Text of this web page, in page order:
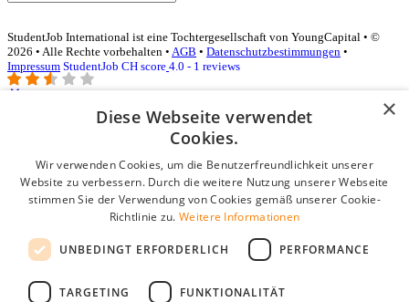
StudentJob International ist eine Tochtergesellschaft von YoungCapital • ©
2026 • Alle Rechte vorbehalten • AGB • Datenschutzbestimmungen •
Impressum StudentJob CH score 4.0 - 1 reviews
Login für Unternehmen
E-Mail*
Passwort
Angemeldet bleiben
Passwort vergessen?
×
Diese Webseite verwendet
Cookies.
Wir verwenden Cookies, um die Benutzerfreundlichkeit unserer
Website zu verbessern. Durch die weitere Nutzung unserer Webseite
stimmen Sie der Verwendung von Cookies gemäß unserer Cookie-
Richtlinie zu. Weitere Informationen
UNBEDINGT ERFORDERLICH PERFORMANCE
TARGETING FUNKTIONALITÄT